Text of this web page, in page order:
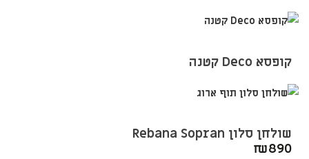
קופסא Deco קטנה
שולחן סלון Rebana Sopran
₪890